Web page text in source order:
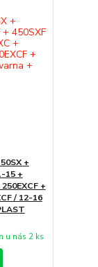
+
15 +
+
/ 12-16
u nás 2 ks